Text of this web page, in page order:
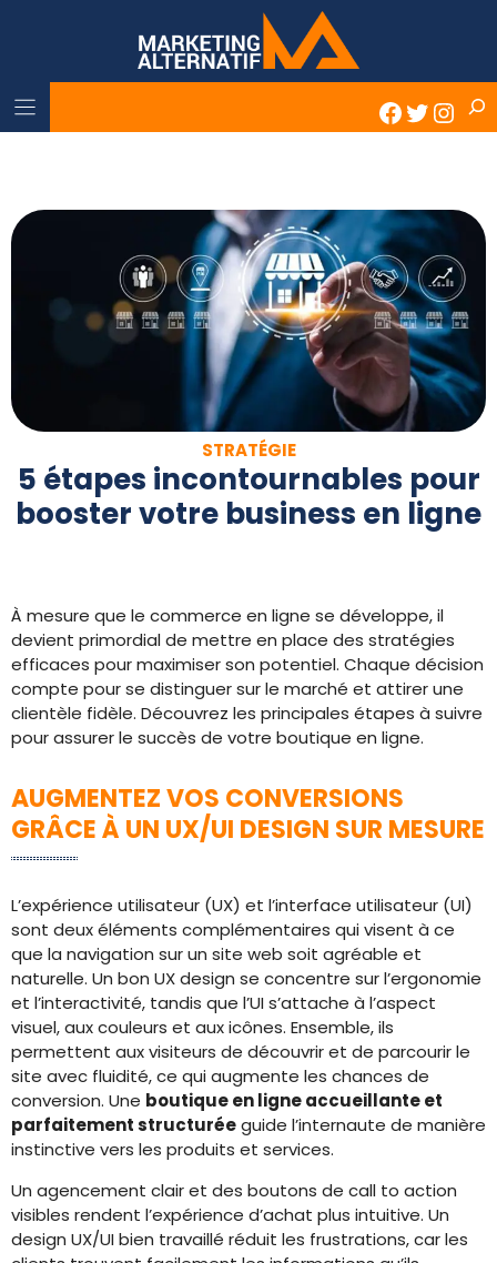
Twitter
STRATÉGIE
5 étapes incontournables pour
booster votre business en ligne
À mesure que le commerce en ligne se développe, il
devient primordial de mettre en place des stratégies
efficaces pour maximiser son potentiel. Chaque décision
compte pour se distinguer sur le marché et attirer une
clientèle fidèle. Découvrez les principales étapes à suivre
pour assurer le succès de votre boutique en ligne.
AUGMENTEZ VOS CONVERSIONS
GRÂCE À UN UX/UI DESIGN SUR MESURE
L’expérience utilisateur (UX) et l’interface utilisateur (UI)
sont deux éléments complémentaires qui visent à ce
que la navigation sur un site web soit agréable et
naturelle. Un bon UX design se concentre sur l’ergonomie
et l’interactivité, tandis que l’UI s’attache à l’aspect
visuel, aux couleurs et aux icônes. Ensemble, ils
permettent aux visiteurs de découvrir et de parcourir le
site avec fluidité, ce qui augmente les chances de
conversion. Une boutique en ligne accueillante et
parfaitement structuréeguide l’internaute de manière
instinctive vers les produits et services.
Un agencement clair et des boutons de call to action
visibles rendent l’expérience d’achat plus intuitive. Un
design UX/UI bien travaillé réduit les frustrations, car les